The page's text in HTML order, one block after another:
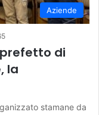
Aziende
di
la
stamane da